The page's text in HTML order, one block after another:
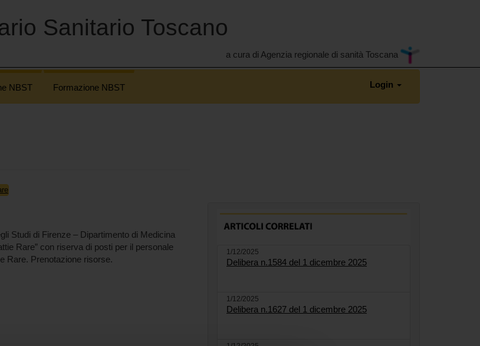
Sanitario Toscano
a cura di Agenzia regionale di sanità Toscana
NBST Formazione NBST Login
Studi di Firenze – Dipartimento di Medicina
Rare” con riserva di posti per il personale
Rare. Prenotazione risorse.
1/12/2025
Delibera n.1584 del 1 dicembre 2025
1/12/2025
Delibera n.1627 del 1 dicembre 2025